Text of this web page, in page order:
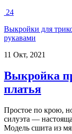
24
Выкройки для
рукавами
11 Окт, 2021
Выкройка
платья
Простое по крою,
силуэта —
Модель сшита из